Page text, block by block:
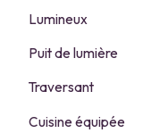
Lumineux
Puit de lumière
Traversant
Cuisine équipée